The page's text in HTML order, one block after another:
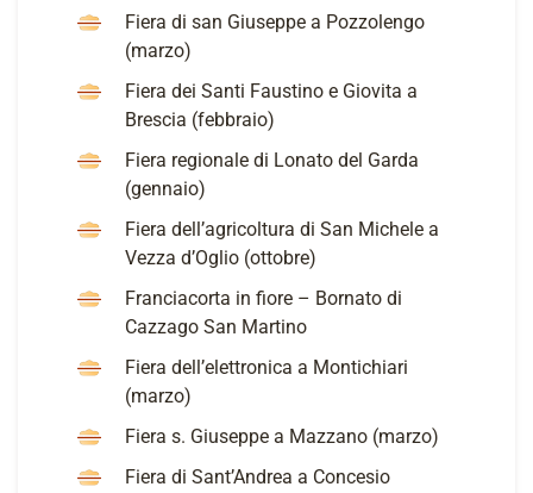
Fiera di san Giuseppe a Pozzolengo
(marzo)
Fiera dei Santi Faustino e Giovita a
Brescia (febbraio)
Fiera regionale di Lonato del Garda
(gennaio)
Fiera dell’agricoltura di San Michele a
Vezza d’Oglio (ottobre)
Franciacorta in fiore – Bornato di
Cazzago San Martino
Fiera dell’elettronica a Montichiari
(marzo)
Fiera s. Giuseppe a Mazzano (marzo)
Fiera di Sant’Andrea a Concesio